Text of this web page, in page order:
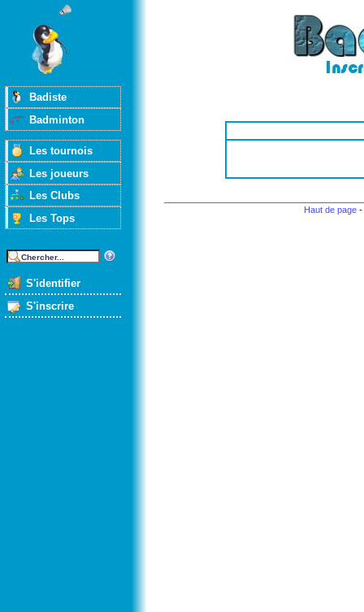
Badiste
Badminton
Les tournois
Les joueurs
Les Clubs
Les Tops
S'identifier
S'inscrire
Haut de page